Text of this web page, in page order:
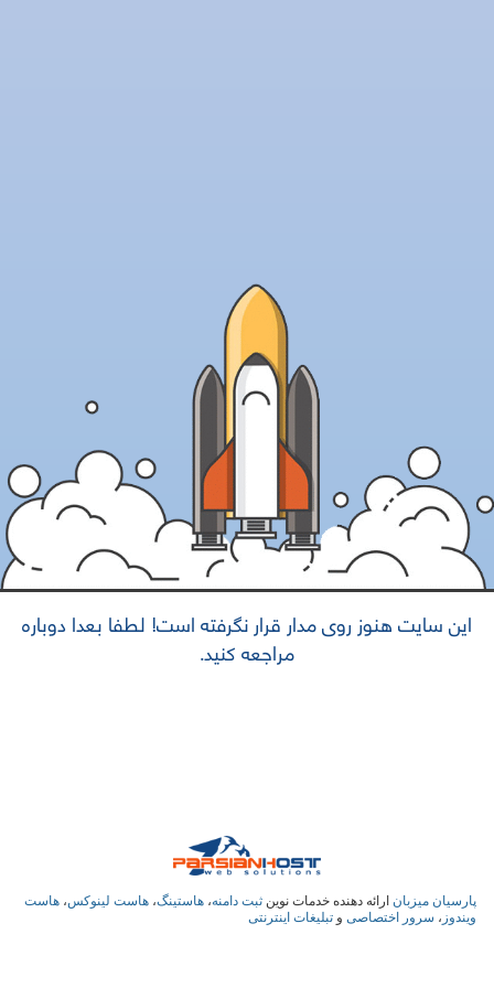
این سایت هنوز روی مدار قرار نگرفته است! لطفا بعدا دوباره
مراجعه کنید.
پارسیان میزبانارائه دهنده خدمات نوین ثبت دامنه، هاستینگ، هاست لینوکس، هاست
ویندوز ، سرور اختصاصیو تبلیغات اینترنتی